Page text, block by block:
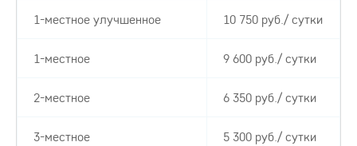
1-местное улучшенное 10 750 руб./ сутки
1-местное 9 600 руб./ сутки
2-местное 6 350 руб./ сутки
3-местное 5 300 руб./ сутки